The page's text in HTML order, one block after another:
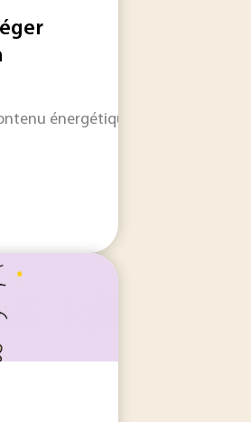
présents. Entre usages
principales voies de
énergétique élevé rapporté